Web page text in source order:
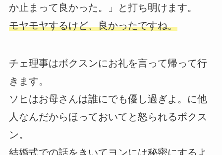
か止まって良かった。」と打ち明けます。
モヤモヤするけど、良かったですね。
チェ理事はボクスンにお礼を言って帰って行
きます。
ソヒはお母さんは誰にでも優し過ぎよ。に他
人なんだからほっておいてと怒られるボクス
ン。
結婚式での話をきいてヨンには秘密にするよ